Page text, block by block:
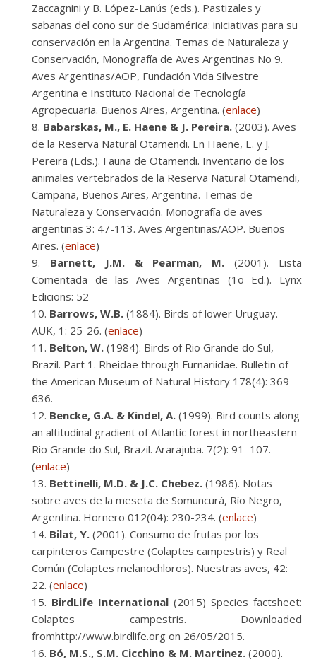
Zaccagnini y B. López-Lanús (eds.). Pastizales y
sabanas del cono sur de Sudamérica: iniciativas para su
conservación en la Argentina. Temas de Naturaleza y
Conservación, Monografía de Aves Argentinas No 9.
Aves Argentinas/AOP, Fundación Vida Silvestre
Argentina e Instituto Nacional de Tecnología
Agropecuaria. Buenos Aires, Argentina. (enlace)
Babarskas, M., E. Haene & J. Pereira. (2003). Aves
de la Reserva Natural Otamendi. En Haene, E. y J.
Pereira (Eds.). Fauna de Otamendi. Inventario de los
animales vertebrados de la Reserva Natural Otamendi,
Campana, Buenos Aires, Argentina. Temas de
Naturaleza y Conservación. Monografía de aves
argentinas 3: 47-113. Aves Argentinas/AOP. Buenos
Aires. (enlace)
Barnett, J.M. & Pearman, M. (2001). Lista
Comentada de las Aves Argentinas (1o Ed.). Lynx
Edicions: 52
Barrows, W.B. (1884). Birds of lower Uruguay.
AUK, 1: 25-26. (enlace)
Belton, W. (1984). Birds of Rio Grande do Sul,
Brazil. Part 1. Rheidae through Furnariidae. Bulletin of
the American Museum of Natural History 178(4): 369–
636.
Bencke, G.A. & Kindel, A. (1999). Bird counts along
an altitudinal gradient of Atlantic forest in northeastern
Rio Grande do Sul, Brazil. Ararajuba. 7(2): 91–107.
(enlace)
Bettinelli, M.D. & J.C. Chebez. (1986). Notas
sobre aves de la meseta de Somuncurá, Río Negro,
Argentina. Hornero 012(04): 230-234. (enlace)
Bilat, Y. (2001). Consumo de frutas por los
carpinteros Campestre (Colaptes campestris) y Real
Común (Colaptes melanochloros). Nuestras aves, 42:
22. (enlace)
BirdLife International (2015) Species factsheet:
Colaptes campestris. Downloaded
fromhttp://www.birdlife.org on 26/05/2015.
Bó, M.S., S.M. Cicchino & M. Martinez. (2000).